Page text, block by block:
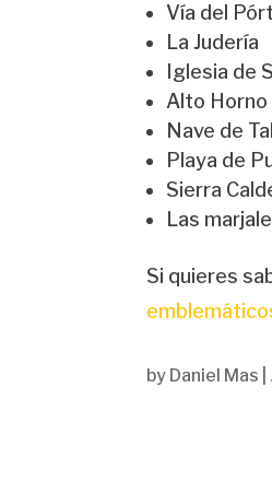
Vía del
La Judería
Iglesia de
Alto Horno
Nave de
Playa de
Sierra
Las
Si quieres
by Daniel Mas